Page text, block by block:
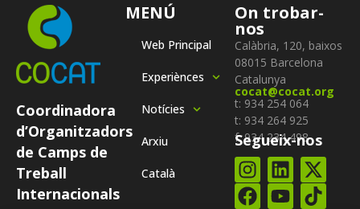
Coordinadora
d’Organitzadors
de Camps de
Treball
Internacionals
MENÚ
Web Principal
Experiènces
Notícies
Arxiu
Català
On trobar-
nos
Calàbria, 120, baixos
08015 Barcelona
Catalunya
cocat@cocat.org
t: 934 254 064
t: 934 264 925
f: 934 234 498
Segueix-nos